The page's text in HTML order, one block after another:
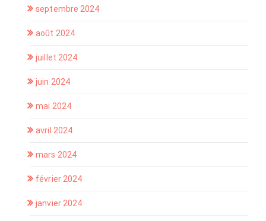
septembre 2024
août 2024
juillet 2024
juin 2024
mai 2024
avril 2024
mars 2024
février 2024
janvier 2024